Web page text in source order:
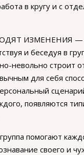
в кругу и с
ИЗМЕНЕНИЯ —
и беседуя в
невольно строит
для себя
появляются
помогают
своего и